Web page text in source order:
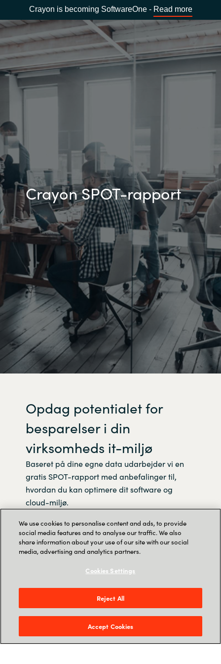
Crayon is becoming SoftwareOne - Read more
Crayon SPOT-rapport
Opdag potentialet for
besparelser i din
virksomheds it-miljø
Baseret på dine egne data udarbejder vi en
gratis SPOT-rapport med anbefalinger til,
hvordan du kan optimere dit software og
cloud-miljø.
Vi ser at virksomhederne typisk kan spare
omkring 30% i gennemsnit og samtidig opnå
den ønskede forretningsmæssige værdi.
Du får en kort opsummerende rapport, der
dækker begivenheder eller forhold i dit it-
miljø, som kan have en umiddelbar og
investeringer. Ligeledes identificerer vi
eventuelle risici i forbindelse med en potentiel
We use cookies to personalise content and ads, to provide
social media features and to analyse our traffic. We also
share information about your use of our site with our social
media, advertising and analytics partners.
Cookies Settings
Reject All
Accept Cookies